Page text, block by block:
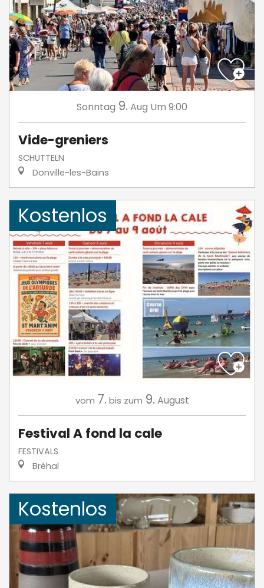
Sonntag 9. Aug Um 9:00
Vide-greniers
SCHÜTTELN
Donville-les-Bains
Kostenlos
vom 7. bis zum 9. August
Festival A fond la cale
FESTIVALS
Bréhal
Kostenlos